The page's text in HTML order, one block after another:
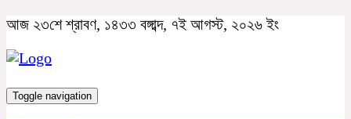
আজ ২৩শে শ্রাবণ, ১৪৩৩ বঙ্গাব্দ, ৭ই আগস্ট, ২০২৬ ইং
Toggle navigation